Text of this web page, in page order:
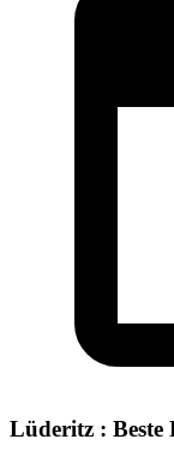
Lüderitz : Beste